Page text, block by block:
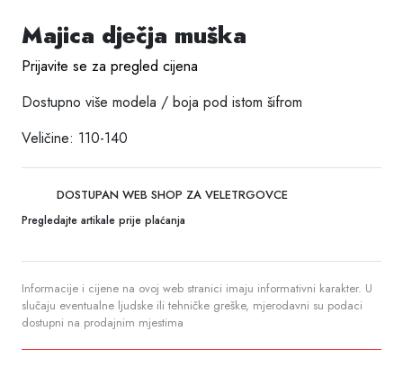
Majica dječja muška
Prijavite se za pregled cijena
Dostupno više modela / boja pod istom šifrom
Veličine: 110-140
DOSTUPAN WEB SHOP ZA VELETRGOVCE
Pregledajte artikale prije plaćanja
Informacije i cijene na ovoj web stranici imaju informativni karakter. U
slučaju eventualne ljudske ili tehničke greške, mjerodavni su podaci
dostupni na prodajnim mjestima